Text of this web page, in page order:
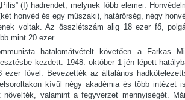
(I) hadrendet, melynek főbb elemei:
honvéd és egy műszaki), határőrség, négy
voltak. Az összlétszám alig 18 ezer fő,
mint 20 ezer.
hatalomátvételt követően a Farkas
kezdett. 1948. október 1-jén lépett
ezer fővel. Bevezették az általános
kívül négy akadémia és több intézet
növelték, valamint a fegyverzet mennyiségét.